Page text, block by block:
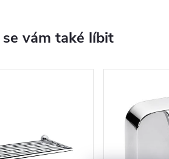
vám také líbit